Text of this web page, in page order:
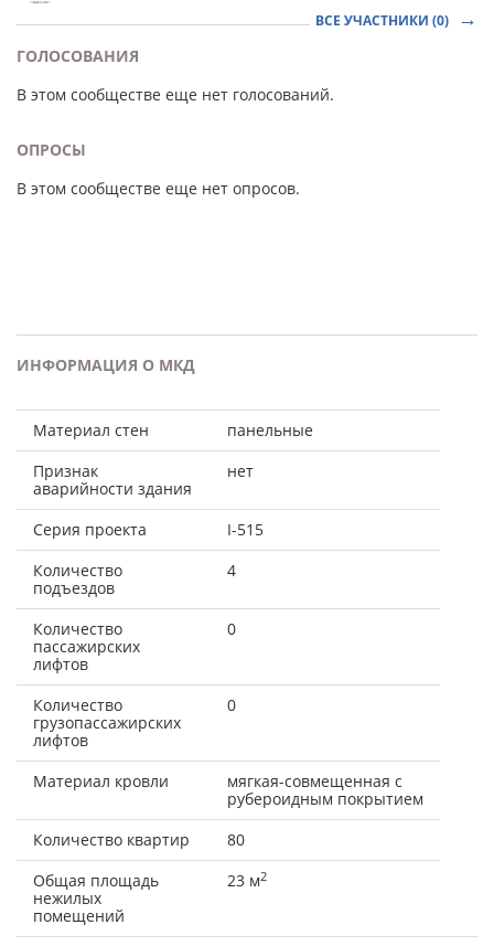
ВСЕ УЧАСТНИКИ (0)
ГОЛОСОВАНИЯ
В этом сообществе еще нет голосований.
ОПРОСЫ
В этом сообществе еще нет опросов.
ИНФОРМАЦИЯ О МКД
Материал стен
панельные
Признак
аварийности здания
нет
Серия проекта
I-515
Количество
подъездов
4
Количество
пассажирских
лифтов
0
Количество
грузопассажирских
лифтов
0
Материал кровли
мягкая-совмещенная с
рубероидным покрытием
Количество квартир
80
Общая площадь
нежилых
помещений
23 м2